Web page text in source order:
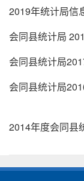
2019年统计局信
会同县统计局
会同县统计局
会同县统计局
2014年度会同县